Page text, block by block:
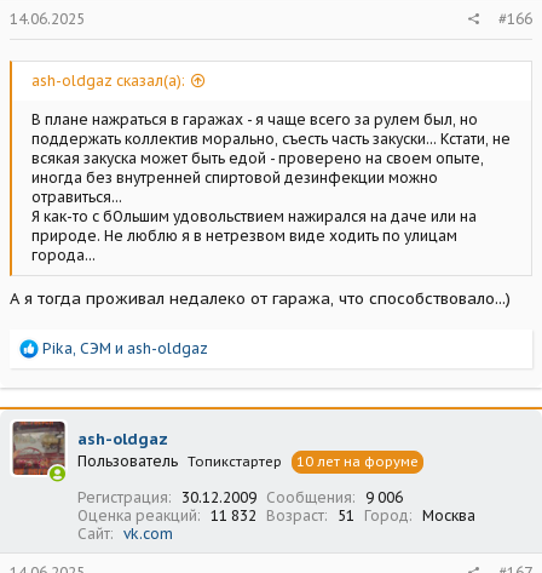
14.06.2025 #166
ash-oldgaz сказал(а):
В плане нажраться в гаражах - я чаще всего за рулем был, но
поддержать коллектив морально, съесть часть закуски... Кстати, не
всякая закуска может быть едой - проверено на своем опыте,
иногда без внутренней спиртовой дезинфекции можно
отравиться...
Я как-то с бОльшим удовольствием нажирался на даче или на
природе. Не люблю я в нетрезвом виде ходить по улицам
города...
А я тогда проживал недалеко от гаража, что способствовало...)
Р
а
к
ц
и
и
Pika, СЭМ и ash-oldgaz
ash-oldgaz
Пользователь Топикстартер 10 лет на форуме
Регистрация 30.12.2009 Сообщения
9 006
Оценка реакций
11 832 Возраст 51 Город
Москва
Сайт
vk.com